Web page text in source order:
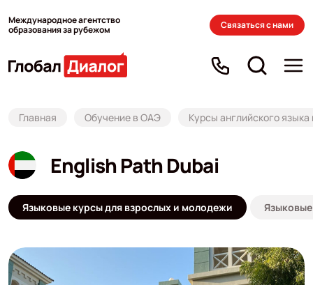
Международное агентство
образования за рубежом
Связаться с нами
Главная Обучение в ОАЭ Курсы английского
English Path Dubai
Языковые курсы для взрослых и молодежи